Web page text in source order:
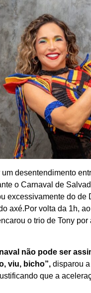
desentendimento
o Carnaval de
excessivamente do de
axé.Por volta da 1h,
o trio de Tony
não pode ser
viu, bicho”, disparou
que a